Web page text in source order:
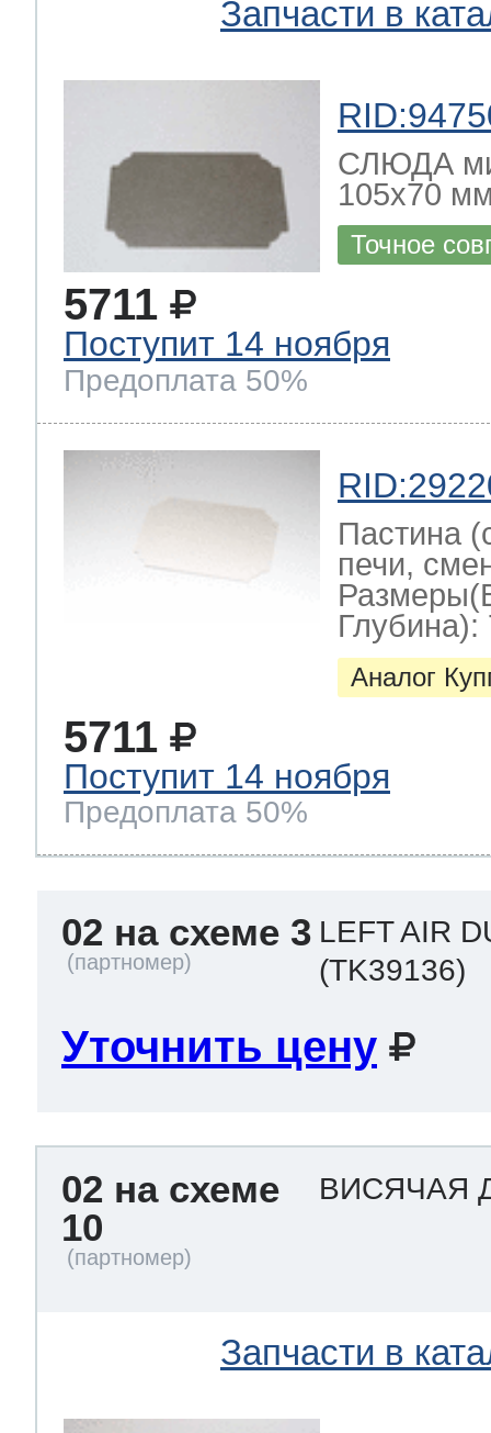
Запчасти в
СЛЮДА
105x70
Точное
5711
Поступит 14 ноября
Предоплата 50%
Пастина
печи,
Глубина):
Аналог
5711
Поступит 14 ноября
Предоплата 50%
02 на схеме 3 LEFT AIR
(TK39136)
Уточнить цену
02 на схеме
10
ВИСЯЧАЯ
Запчасти в